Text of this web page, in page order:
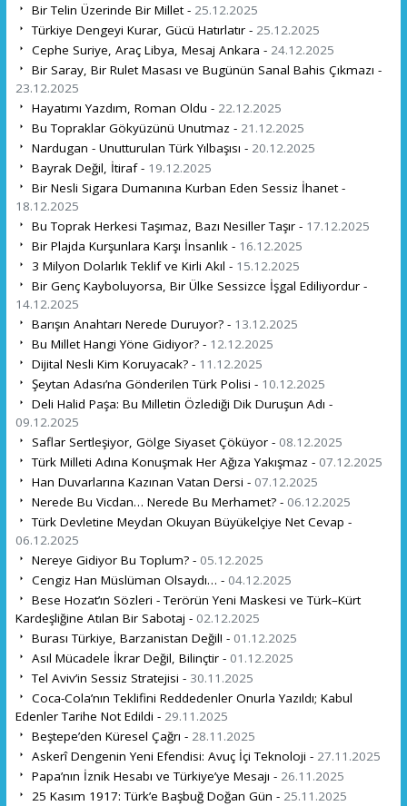
Bir Telin Üzerinde Bir Millet - 25.12.2025
Türkiye Dengeyi Kurar, Gücü Hatırlatır - 25.12.2025
Cephe Suriye, Araç Libya, Mesaj Ankara - 24.12.2025
Bir Saray, Bir Rulet Masası ve Bugünün Sanal Bahis Çıkmazı -
23.12.2025
Hayatımı Yazdım, Roman Oldu - 22.12.2025
Bu Topraklar Gökyüzünü Unutmaz - 21.12.2025
Nardugan - Unutturulan Türk Yılbaşısı - 20.12.2025
Bayrak Değil, İtiraf - 19.12.2025
Bir Nesli Sigara Dumanına Kurban Eden Sessiz İhanet -
18.12.2025
Bu Toprak Herkesi Taşımaz, Bazı Nesiller Taşır - 17.12.2025
Bir Plajda Kurşunlara Karşı İnsanlık - 16.12.2025
3 Milyon Dolarlık Teklif ve Kirli Akıl - 15.12.2025
Bir Genç Kayboluyorsa, Bir Ülke Sessizce İşgal Ediliyordur -
14.12.2025
Barışın Anahtarı Nerede Duruyor? - 13.12.2025
Bu Millet Hangi Yöne Gidiyor? - 12.12.2025
Dijital Nesli Kim Koruyacak? - 11.12.2025
Şeytan Adası’na Gönderilen Türk Polisi - 10.12.2025
Deli Halid Paşa: Bu Milletin Özlediği Dik Duruşun Adı -
09.12.2025
Saflar Sertleşiyor, Gölge Siyaset Çöküyor - 08.12.2025
Türk Milleti Adına Konuşmak Her Ağıza Yakışmaz - 07.12.2025
Han Duvarlarına Kazınan Vatan Dersi - 07.12.2025
Nerede Bu Vicdan… Nerede Bu Merhamet? - 06.12.2025
Türk Devletine Meydan Okuyan Büyükelçiye Net Cevap -
06.12.2025
Nereye Gidiyor Bu Toplum? - 05.12.2025
Cengiz Han Müslüman Olsaydı… - 04.12.2025
Bese Hozat’ın Sözleri - Terörün Yeni Maskesi ve Türk–Kürt
Kardeşliğine Atılan Bir Sabotaj - 02.12.2025
Burası Türkiye, Barzanistan Değil! - 01.12.2025
Asıl Mücadele İkrar Değil, Bilinçtir - 01.12.2025
Tel Aviv’in Sessiz Stratejisi - 30.11.2025
Coca-Cola’nın Teklifini Reddedenler Onurla Yazıldı; Kabul
Edenler Tarihe Not Edildi - 29.11.2025
Beştepe’den Küresel Çağrı - 28.11.2025
Askerî Dengenin Yeni Efendisi: Avuç İçi Teknoloji - 27.11.2025
Papa’nın İznik Hesabı ve Türkiye’ye Mesajı - 26.11.2025
25 Kasım 1917: Türk’e Başbuğ Doğan Gün - 25.11.2025